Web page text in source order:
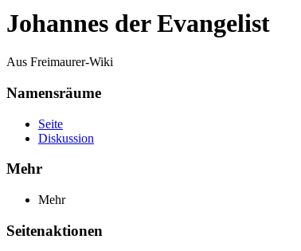
Johannes der Evangelist
Aus Freimaurer-Wiki
Namensräume
Seite
Diskussion
Mehr
Mehr
Seitenaktionen